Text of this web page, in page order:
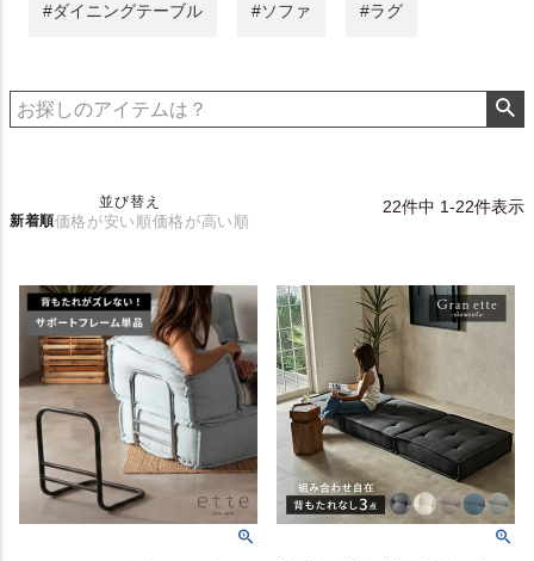
#ダイニングテーブル #ソファ #ラグ
並び替え
新着順価格が安い順価格が高い順
22件中 1-22件表示